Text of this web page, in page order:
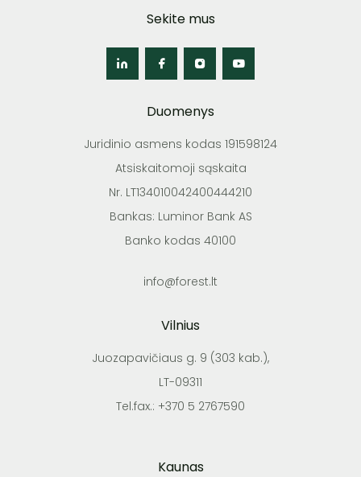
Sekite mus
Duomenys
Juridinio asmens kodas 191598124
Atsiskaitomoji sąskaita
Nr. LT134010042400444210
Bankas: Luminor Bank AS
Banko kodas 40100
info@forest.lt
Vilnius
Juozapavičiaus g. 9 (303 kab.),
LT-09311
Tel.fax.: +370 5 2767590
Kaunas